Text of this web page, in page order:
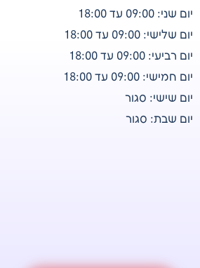
יום שני: 09:00 עד 18:00
יום שלישי: 09:00 עד 18:00
יום רביעי: 09:00 עד 18:00
יום חמישי: 09:00 עד 18:00
יום שישי: סגור
יום שבת: סגור